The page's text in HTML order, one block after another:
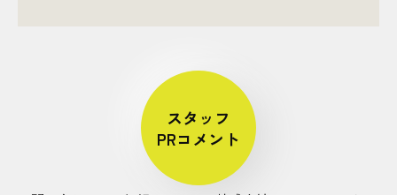
スタッフ
PRコメント